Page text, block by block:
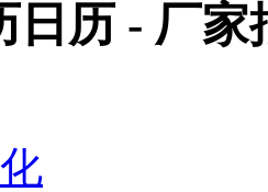
日历 - 厂家